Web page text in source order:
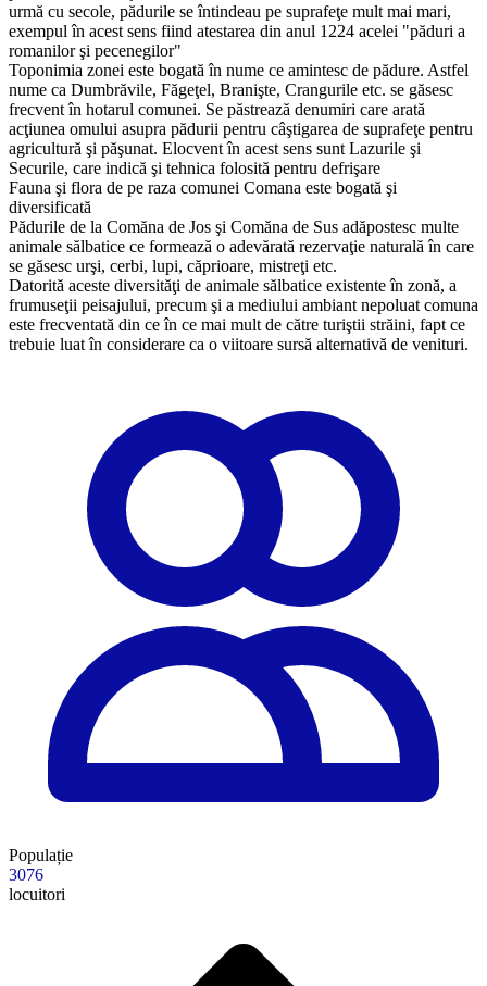
urmă cu secole, pădurile se întindeau pe suprafeţe mult mai mari,
exempul în acest sens fiind atestarea din anul 1224 acelei "păduri a
romanilor şi pecenegilor"
Toponimia zonei este bogată în nume ce amintesc de pădure. Astfel
nume ca Dumbrăvile, Făgeţel, Branişte, Crangurile etc. se găsesc
frecvent în hotarul comunei. Se păstrează denumiri care arată
acţiunea omului asupra pădurii pentru câştigarea de suprafeţe pentru
agricultură şi păşunat. Elocvent în acest sens sunt Lazurile şi
Securile, care indică şi tehnica folosită pentru defrişare
Fauna şi flora de pe raza comunei Comana este bogată şi
diversificată
Pădurile de la Comăna de Jos şi Comăna de Sus adăpostesc multe
animale sălbatice ce formează o adevărată rezervaţie naturală în care
se găsesc urşi, cerbi, lupi, căprioare, mistreţi etc.
Datorită aceste diversităţi de animale sălbatice existente în zonă, a
frumuseţii peisajului, precum şi a mediului ambiant nepoluat comuna
este frecventată din ce în ce mai mult de către turiştii străini, fapt ce
trebuie luat în considerare ca o viitoare sursă alternativă de venituri.
Populație
3076
locuitori